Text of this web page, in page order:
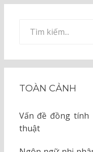
kiếm
TOÀN CẢNH
Vấn đề đồng tính
thuật